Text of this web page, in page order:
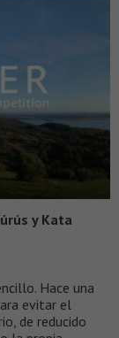
y Kata
Hace una
evitar el
de reducido